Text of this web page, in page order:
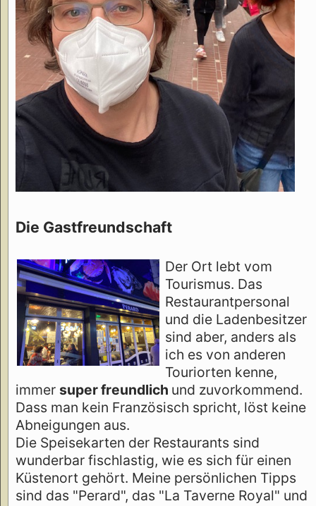
Die Gastfreundschaft
Der Ort lebt vom
Tourismus. Das
Restaurantpersonal
und die Ladenbesitzer
sind aber, anders als
ich es von anderen
Touriorten kenne,
immer super freundlich und zuvorkommend.
Dass man kein Französisch spricht, löst keine
Abneigungen aus.
Die Speisekarten der Restaurants sind
wunderbar fischlastig, wie es sich für einen
Küstenort gehört. Meine persönlichen Tipps
sind das "Perard", das "La Taverne Royal" und